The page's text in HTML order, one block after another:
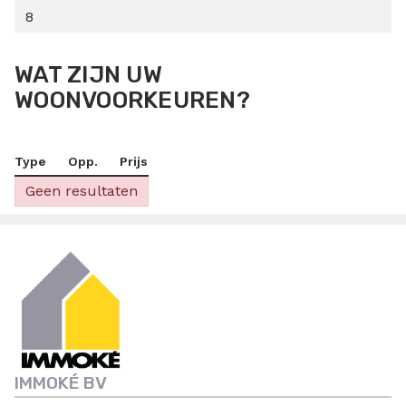
8
WAT ZIJN UW
WOONVOORKEUREN?
Type Opp. Prijs
Geen resultaten
IMMOKÉ BV